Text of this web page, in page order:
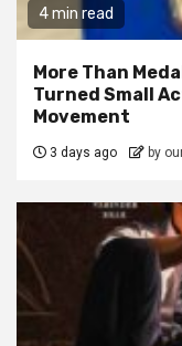
4 min read
More Than
Turned Small
Movement
3 days ago by